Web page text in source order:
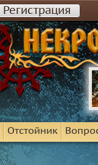
Регистрация
Отстойник